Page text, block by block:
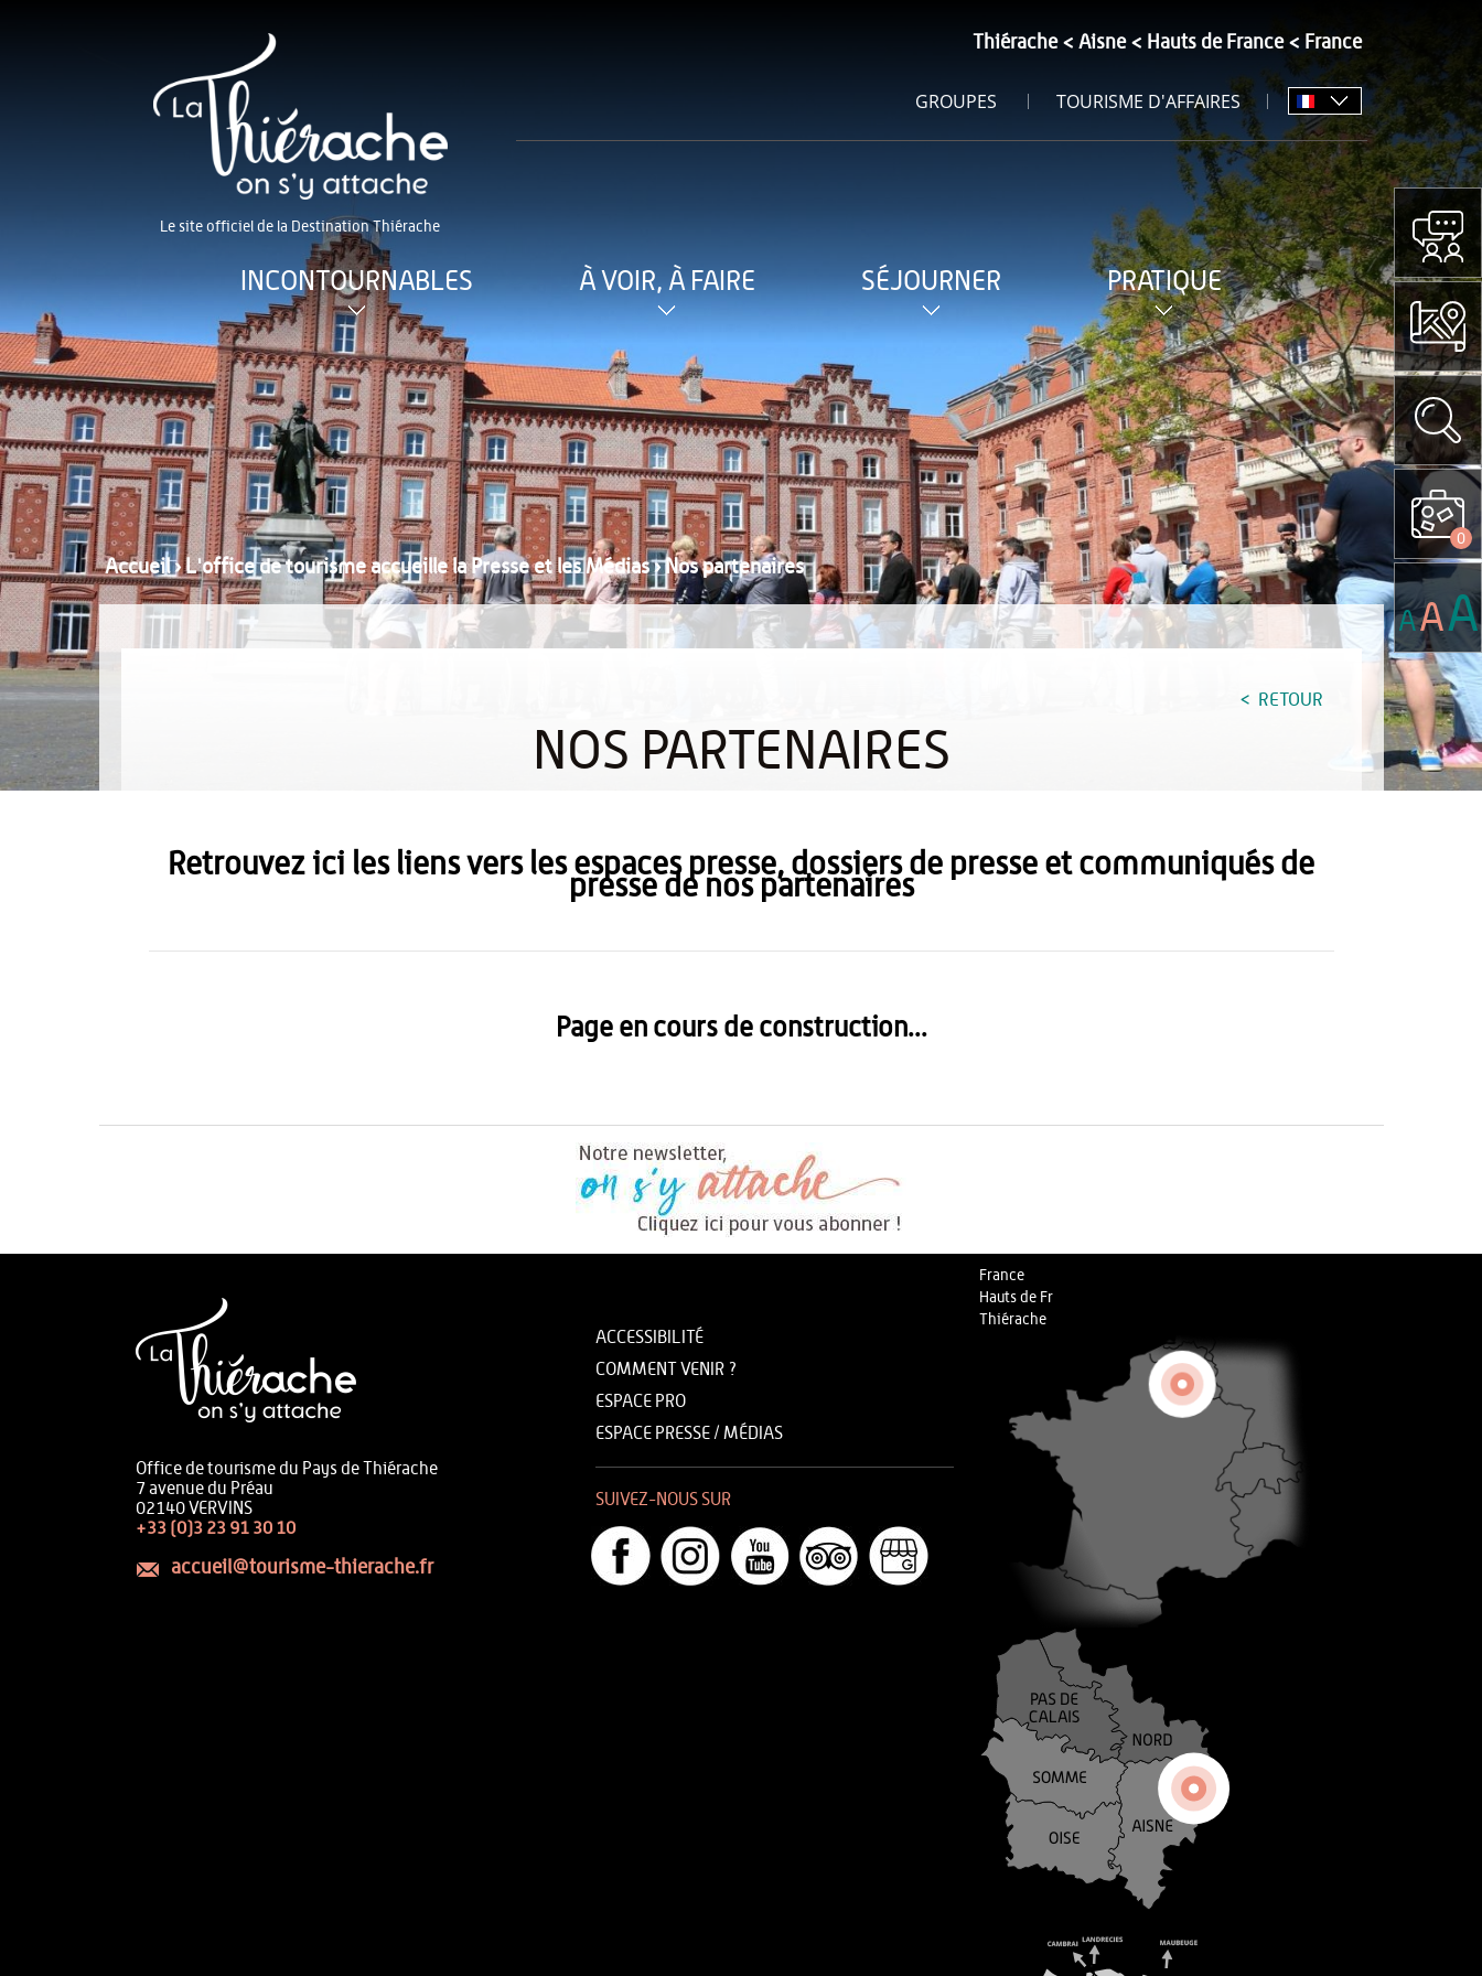
Le site officiel de la Destination Thiérache
Thiérache Aisne Hauts de France France
GROUPES TOURISME D'AFFAIRES
INCONTOURNABLES À VOIR, À FAIRE SÉJOURNER PRATIQUE
Accueil›L'office de tourisme accueille la Presse et les Médias›Nos partenaires
RETOUR
NOS PARTENAIRES
Retrouvez ici les liens vers les espaces presse, dossiers de presse et communiqués de
presse de nos partenaires
Page en cours de construction...
Office de tourisme du Pays de Thiérache
7 avenue du Préau
02140 VERVINS
+33 (0)3 23 91 30 10
accueil@tourisme-thierache.fr
ACCESSIBILITÉ
COMMENT VENIR ?
ESPACE PRO
ESPACE PRESSE / MÉDIAS
SUIVEZ-NOUS SUR
France
Hauts de Fr
Thiérache
0
AAA